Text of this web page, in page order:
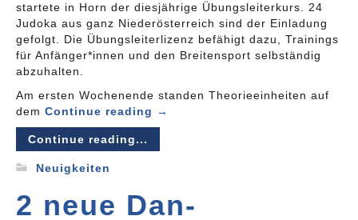
startete in Horn der diesjährige Übungsleiterkurs. 24
Judoka aus ganz Niederösterreich sind der Einladung
gefolgt. Die Übungsleiterlizenz befähigt dazu, Trainings
für Anfänger*innen und den Breitensport selbständig
abzuhalten.
Am ersten Wochenende standen Theorieeinheiten auf
dem Continue reading →
Continue reading...
Neuigkeiten
2 neue Dan-